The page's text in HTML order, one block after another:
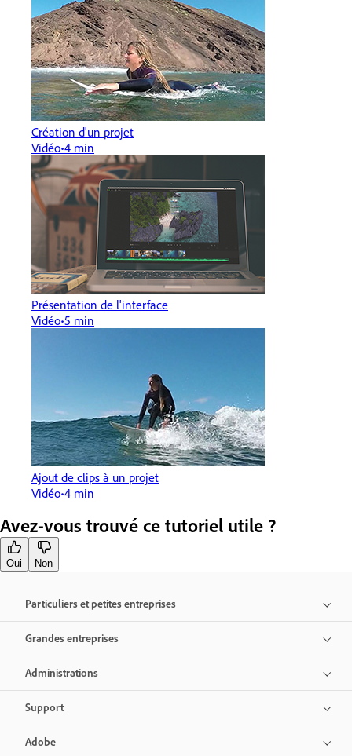
Création d'un projet
Vidéo 4 min
Présentation de l'interface
Vidéo 5 min
Ajout de clips à un projet
Vidéo 4 min
Avez-vous trouvé ce tutoriel utile ?
Oui Non
Particuliers et petites entreprises
Grandes entreprises
Administrations
Support
Adobe